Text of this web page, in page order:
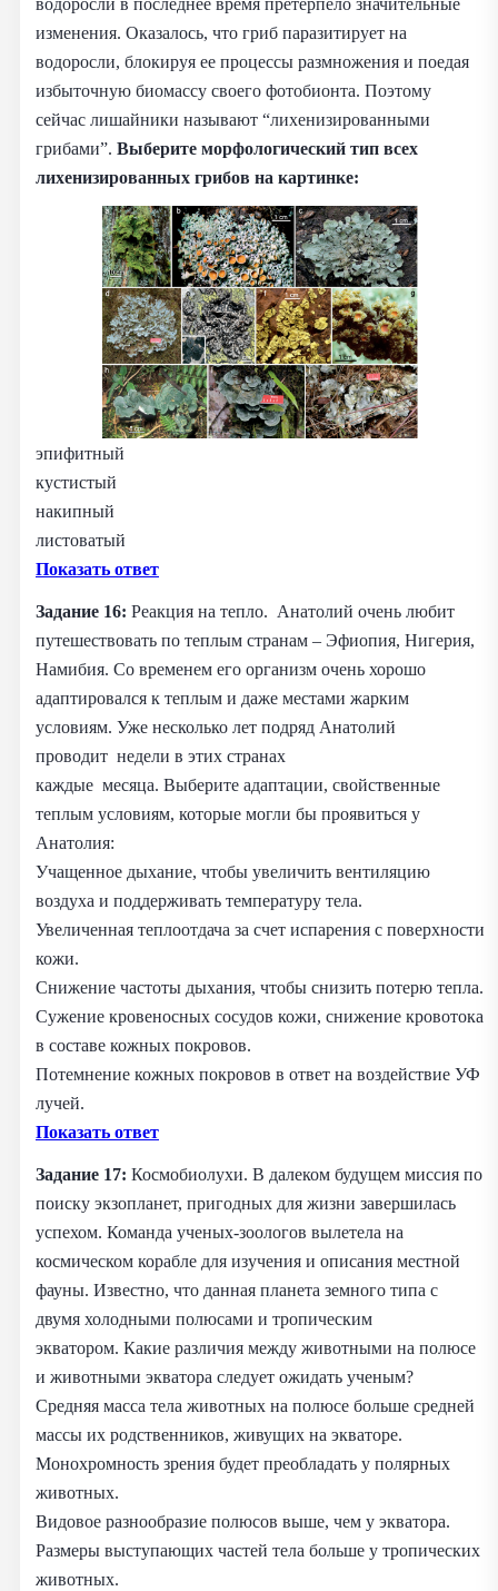
изменения. Оказалось, что гриб паразитирует на
водоросли, блокируя ее процессы размножения и поедая
избыточную биомассу своего фотобионта. Поэтому
сейчас лишайники называют “лихенизированными
грибами”. Выберите морфологический тип всех
лихенизированных грибов на картинке:
эпифитный
кустистый
накипный
листоватый
Показать ответ
Задание 16: Реакция на тепло. Анатолий очень любит
путешествовать по теплым странам – Эфиопия, Нигерия,
Намибия. Со временем его организм очень хорошо
адаптировался к теплым и даже местами жарким
условиям. Уже несколько лет подряд Анатолий
проводит недели в этих странах
каждые месяца. Выберите адаптации, свойственные
теплым условиям, которые могли бы проявиться у
Анатолия:
Учащенное дыхание, чтобы увеличить вентиляцию
воздуха и поддерживать температуру тела.
Увеличенная теплоотдача за счет испарения с поверхности
кожи.
Снижение частоты дыхания, чтобы снизить потерю тепла.
Сужение кровеносных сосудов кожи, снижение кровотока
в составе кожных покровов.
Потемнение кожных покровов в ответ на воздействие УФ
лучей.
Показать ответ
Задание 17: Космобиолухи. В далеком будущем миссия по
поиску экзопланет, пригодных для жизни завершилась
успехом. Команда ученых-зоологов вылетела на
космическом корабле для изучения и описания местной
фауны. Известно, что данная планета земного типа с
двумя холодными полюсами и тропическим
экватором. Какие различия между животными на полюсе
и животными экватора следует ожидать ученым?
Средняя масса тела животных на полюсе больше средней
массы их родственников, живущих на экваторе.
Монохромность зрения будет преобладать у полярных
животных.
Видовое разнообразие полюсов выше, чем у экватора.
Размеры выступающих частей тела больше у тропических
животных.